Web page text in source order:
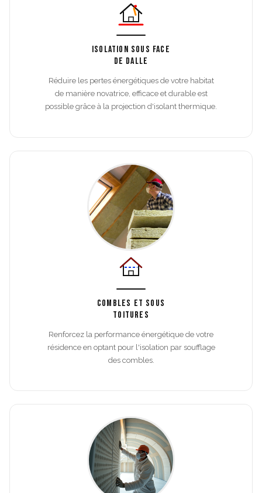
ISOLATION SOUS FACE
DE DALLE
Réduire les pertes énergétiques de votre habitat
de manière novatrice, efficace et durable est
possible grâce à la projection d'isolant thermique.
COMBLES ET SOUS
TOITURES
Renforcez la performance énergétique de votre
résidence en optant pour l'isolation par soufflage
des combles.